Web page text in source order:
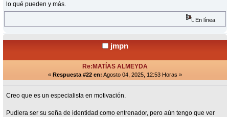
lo qué pueden y más.
En línea
jmpn
Re:MATÍAS ALMEYDA
« Respuesta #22 en: Agosto 04, 2025, 12:53 Horas »
Creo que es un especialista en motivación.
Pudiera ser su seña de identidad como entrenador, pero aún tengo que ver